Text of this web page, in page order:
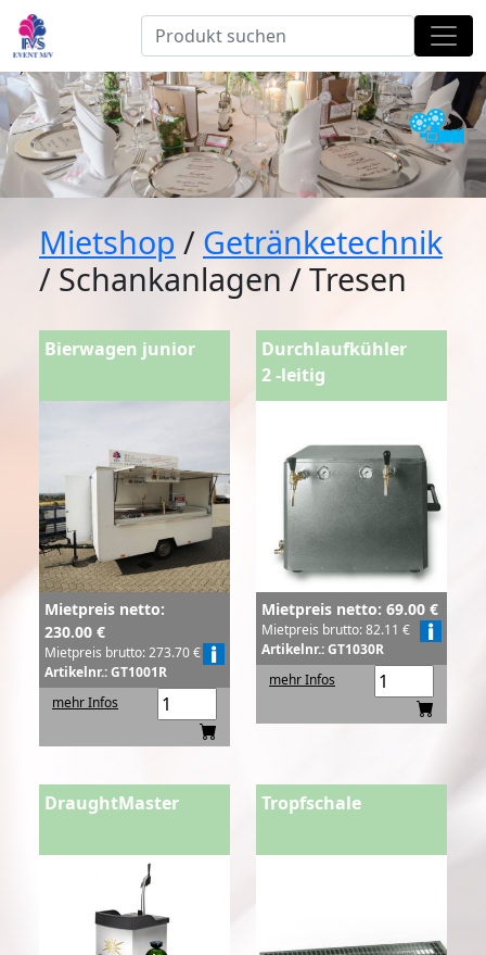
Mietshop / Getränketechnik
/ Schankanlagen / Tresen
Bierwagen junior
Mietpreis netto:
230.00 €
Mietpreis brutto: 273.70 €
Artikelnr.: GT1001R
mehr Infos
Durchlaufkühler
2 -leitig
Mietpreis netto: 69.00 €
Mietpreis brutto: 82.11 €
Artikelnr.: GT1030R
mehr Infos
DraughtMaster Tropfschale